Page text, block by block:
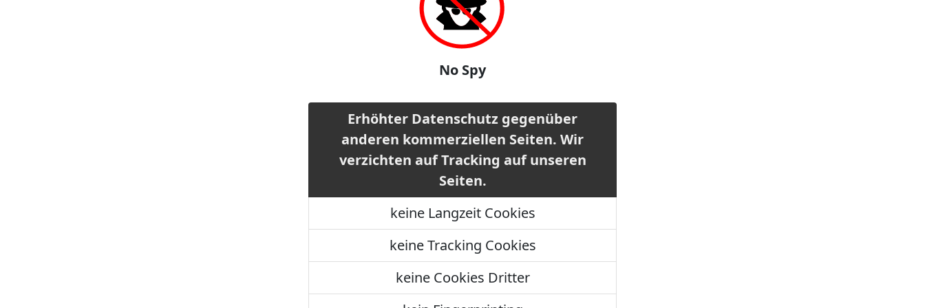
No Spy
Erhöhter Datenschutz gegenüber
anderen kommerziellen Seiten. Wir
verzichten auf Tracking auf unseren
Seiten.
keine Langzeit Cookies
keine Tracking Cookies
keine Cookies Dritter